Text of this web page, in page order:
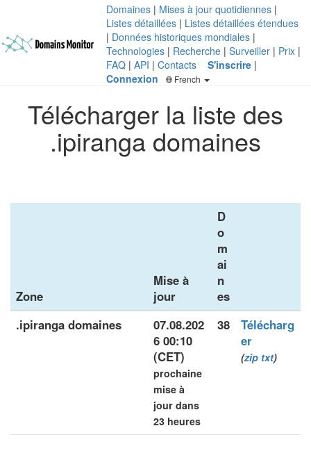
Domaines | Mises à jour quotidiennes |
Listes détaillées | Listes détaillées étendues
| Données historiques mondiales |
Technologies | Recherche | Surveiller | Prix |
FAQ | API | Contacts S'inscrire |
Connexion
French
Télécharger la liste des
.ipiranga domaines
Zone
Mise à
jour
D
o
m
ai
n
es
.ipiranga domaines
07.08.202
6 00:10
(CET)
prochaine
mise à
jour dans
23 heures
38
Télécharg
er
(zip txt)